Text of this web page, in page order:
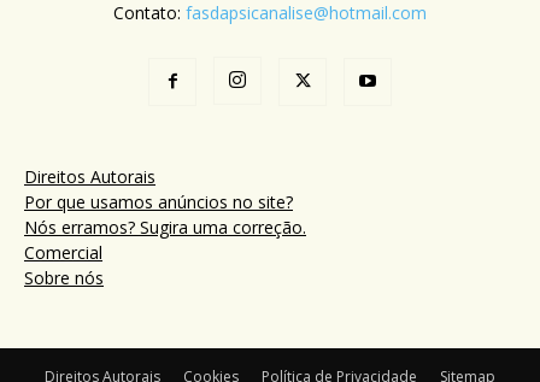
Contato: fasdapsicanalise@hotmail.com
Direitos Autorais
Por que usamos anúncios no site?
Nós erramos? Sugira uma correção.
Comercial
Sobre nós
Direitos Autorais Cookies Política de Privacidade Sitemap